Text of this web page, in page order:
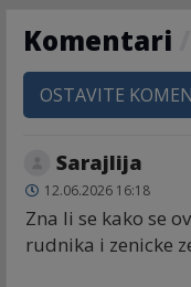
Komentari
OSTAVITE
Sarajlija
12.06.2026 16:18
Zna li se kako se
rudnika i zenicke